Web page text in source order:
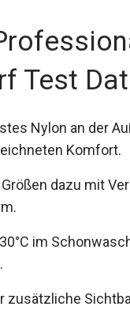
Test
Nylon an der
Komfort.
dazu mit
im
zusätzliche